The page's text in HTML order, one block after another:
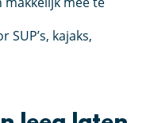
kajaks,